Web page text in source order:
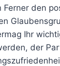
Ferner den
Ihr
der